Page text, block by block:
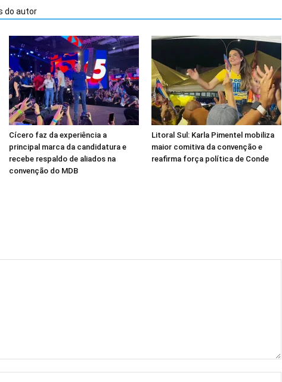
do autor
Cícero faz da experiência a
principal marca da candidatura e
recebe respaldo de aliados na
convenção do MDB
Litoral Sul: Karla Pimentel mobiliza
maior comitiva da convenção e
reafirma força política de Conde